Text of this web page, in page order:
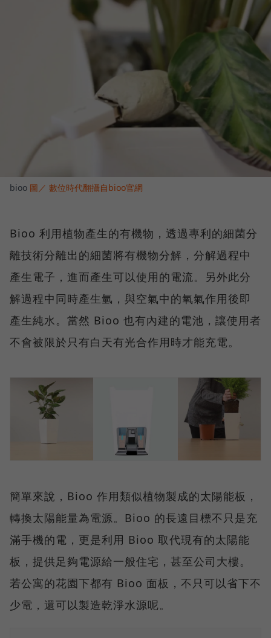
bioo 圖／ 數位時代翻攝自bioo官網
Bioo 利用植物產生的有機物，透過專利的細菌分
離技術分離出的細菌將有機物分解，分解過程中
產生電子，進而產生可以使用的電流。另外此分
解過程中同時產生氫，與空氣中的氧氣作用後即
產生純水。當然 Bioo 也有內建的電池，讓使用者
不會被限於只有白天有光合作用時才能充電。
簡單來說，Bioo 作用類似植物製成的太陽能板，
轉換太陽能量為電源。Bioo 的長遠目標不只是充
滿手機的電，更是利用 Bioo 取代現有的太陽能
板，提供足夠電源給一般住宅，甚至公司大樓。
若公寓的花園下都有 Bioo 面板，不只可以省下不
少電，還可以製造乾淨水源呢。